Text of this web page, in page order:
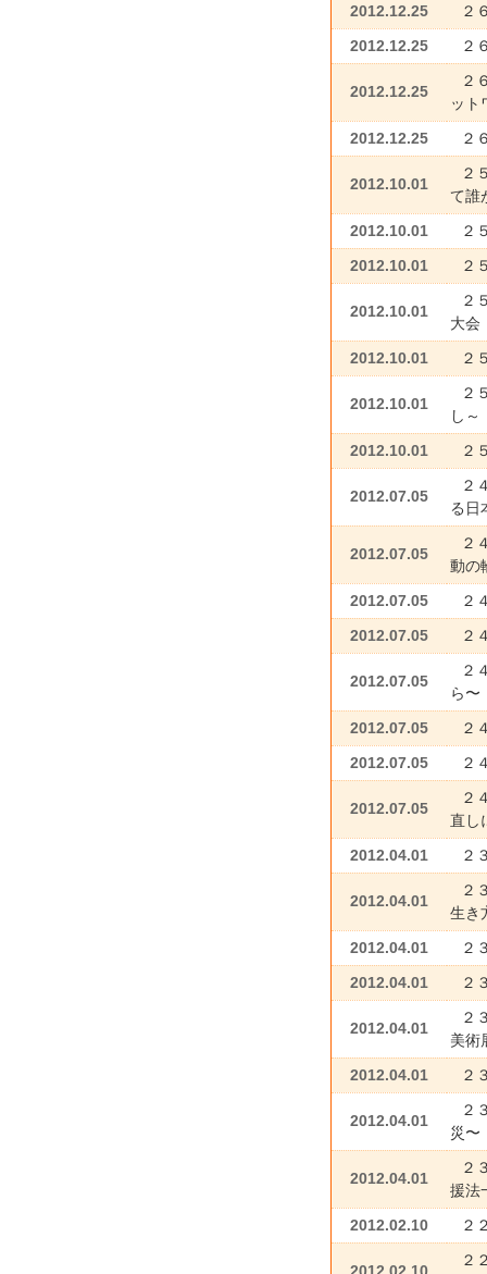
2012.12.25 ２
2012.12.25 ２
2012.12.25
２
ット
2012.12.25 ２
2012.10.01
２
て誰
2012.10.01 ２
2012.10.01 ２
2012.10.01
２
大
2012.10.01 ２
2012.10.01
２
し～
2012.10.01 ２
2012.07.05
２
る日
2012.07.05
２
動の
2012.07.05 ２
2012.07.05 ２
2012.07.05
２
ら〜
2012.07.05 ２
2012.07.05 ２
2012.07.05
２
直し
2012.04.01 ２
2012.04.01
２
生き
2012.04.01 ２
2012.04.01 ２
2012.04.01
２
美術
2012.04.01 ２
2012.04.01
２
災〜
2012.04.01
２
援法
2012.02.10 ２
2012.02.10
２